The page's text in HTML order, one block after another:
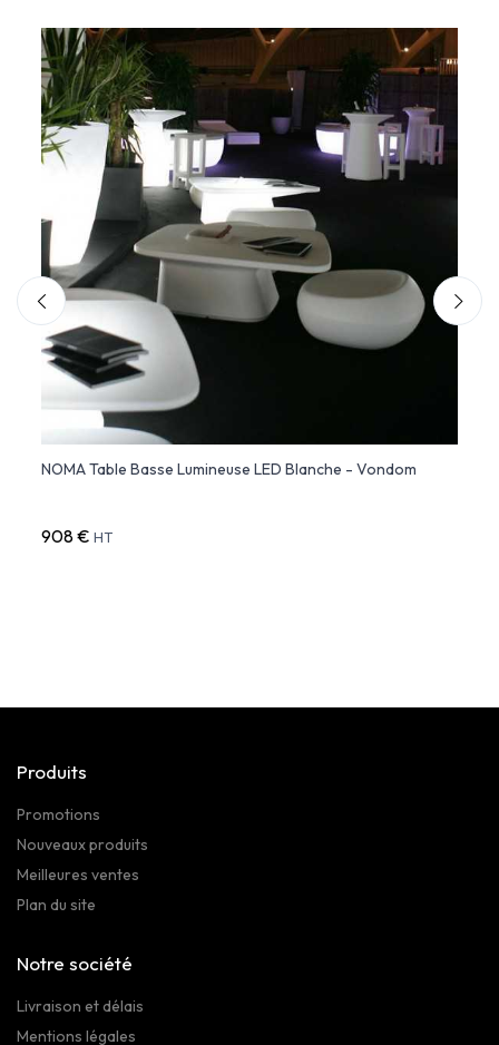
NOMA Table Basse Lumineuse LED Blanche - Vondom
908 € HT
Produits
Promotions
Nouveaux produits
Meilleures ventes
Plan du site
Notre société
Livraison et délais
Mentions légales